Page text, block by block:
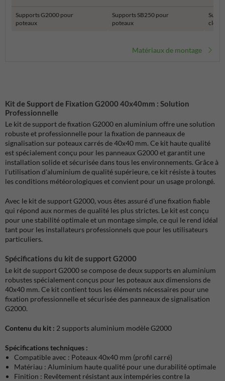
Supports G2000 pour
poteaux
Supports SB250 pour
poteaux
Matériaux de montage
Kit de Support de Fixation G2000 40x40mm : Solution
Professionnelle
Le kit de support de fixation G2000 en aluminium offre une solution
robuste et professionnelle pour la fixation de panneaux de
signalisation sur poteaux carrés de 40x40 mm. Ce kit haute qualité
est spécialement conçu pour les panneaux G2000 et garantit une
installation solide et sécurisée dans tous les environnements. Grâce à
l'utilisation d'aluminium de qualité supérieure, ce kit résiste à toutes
les conditions météorologiques et convient pour un usage prolongé.
Avec le kit de support G2000, vous êtes assuré d'une fixation fiable
qui répond aux normes de qualité les plus strictes. Le kit est conçu
pour une stabilité optimale et un montage simple, ce qui le rend idéal
tant pour les installateurs professionnels que pour les utilisateurs
particuliers.
Spécifications du kit de support G2000
Le kit de support G2000 se compose de deux supports en aluminium
robustes spécialement conçus pour les poteaux aux dimensions de
40x40 mm. Ce kit contient tous les éléments nécessaires pour une
fixation professionnelle et sécurisée des panneaux de signalisation
G2000.
Contenu du kit : 2 supports aluminium modèle G2000
Spécifications techniques :
Compatible avec : Poteaux 40x40 mm (profil carré)
Matériau : Aluminium haute qualité pour une durabilité optimale
Finition : Revêtement résistant aux intempéries contre la